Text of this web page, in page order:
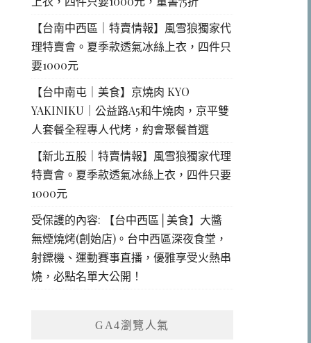
【台南中西區｜特賣情報】風雪狼獨家代
理特賣會。夏季款透氣冰絲上衣，四件只
要1000元
【台中南屯｜美食】京燒肉 KYO
YAKINIKU｜公益路A5和牛燒肉，京平雙
人套餐全程專人代烤，約會聚餐首選
【新北五股｜特賣情報】風雪狼獨家代理
特賣會。夏季款透氣冰絲上衣，四件只要
1000元
受保護的內容: 【台中西區│美食】大醬
無煙燒烤(創始店)。台中西區深夜食堂，
射鏢機、運動賽事直播，優雅享受火熱串
燒，必點名單大公開！
GA4瀏覽人氣